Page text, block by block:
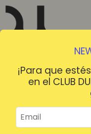
¡Para que
en el CLUB